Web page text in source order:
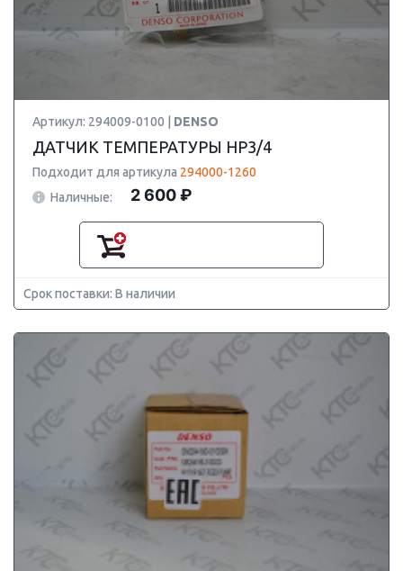
Артикул: 294009-0100 | DENSO
ДАТЧИК ТЕМПЕРАТУРЫ HP3/4
Подходит для артикула 294000-1260
Наличные:
2 600 ₽
Срок поставки: В наличии